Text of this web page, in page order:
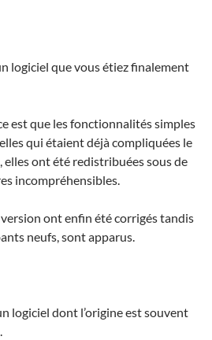
logiciel que vous étiez finalement
est que les fonctionnalités simples
qui étaient déjà compliquées le
elles ont été redistribuées sous de
incompréhensibles.
version ont enfin été corrigés tandis
neufs, sont apparus.
logiciel dont l’origine est souvent